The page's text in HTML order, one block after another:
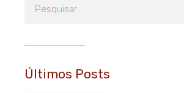
Últimos Posts